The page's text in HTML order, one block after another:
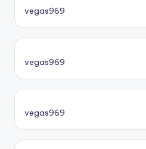
vegas969
vegas969
vegas969